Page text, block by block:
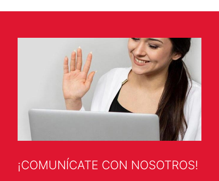
¡COMUNÍCATE CON NOSOTROS!